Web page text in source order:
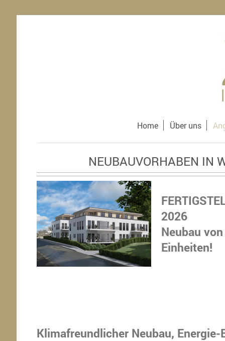
Home Über uns
NEUBAUVORHABEN IN
2026
Neubau
Einheiten!
Klimafreundlicher Neubau,